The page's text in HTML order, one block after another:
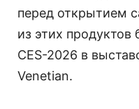
перед открытием
из этих продуктов
CES-2026 в
Venetian.